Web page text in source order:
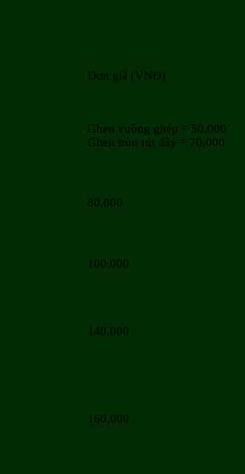
Đơn giá (VNĐ)
Ghen vuông ghép = 50,000
Ghen tròn rút dây = 70,000
80,000
100,000
140,000
160,000